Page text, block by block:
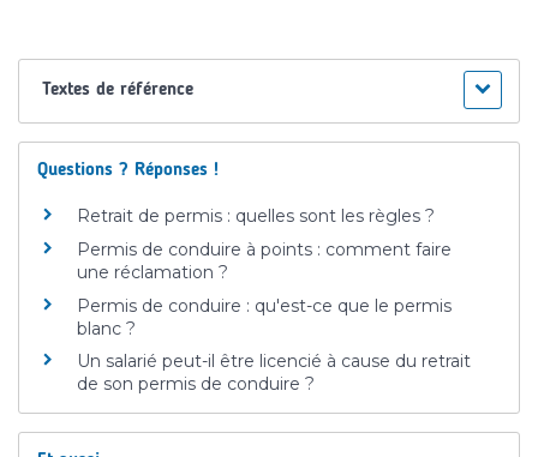
Textes de référence
Questions ? Réponses !
Retrait de permis : quelles sont les règles ?
Permis de conduire à points : comment faire
une réclamation ?
Permis de conduire : qu'est-ce que le permis
blanc ?
Un salarié peut-il être licencié à cause du retrait
de son permis de conduire ?